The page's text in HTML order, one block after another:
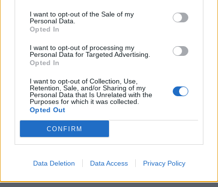
I want to opt-out of the Sale of my
Personal Data.
Opted In
I want to opt-out of processing my
Personal Data for Targeted Advertising.
Opted In
I want to opt-out of Collection, Use,
Retention, Sale, and/or Sharing of my
Personal Data that Is Unrelated with the
Purposes for which it was collected.
Opted Out
CONFIRM
Data Deletion Data Access Privacy Policy
αυτεπάγγελτα. Σε περιπτώσεις μη δυνατότητας
αυτεπάγγελτης αναζήτησης, τα δικαιολογητικά
επισυνάπτονται στις αιτήσεις.
Πάροχοι του προγράμματος είναι
καταλύματα και ακτοπλοϊκές εταιρίες
Οι αιτήσεις παρόχων υποβάλλονται από τις
07/05/2025 έως τις 18/05/2025, μέσω gov.gr,
στην ηλεκτρονική διεύθυνση:
https://www.gov.gr/ipiresies/ergasia-kai-
asphalise/apozemioseis-kai-parokhes/parohoi-